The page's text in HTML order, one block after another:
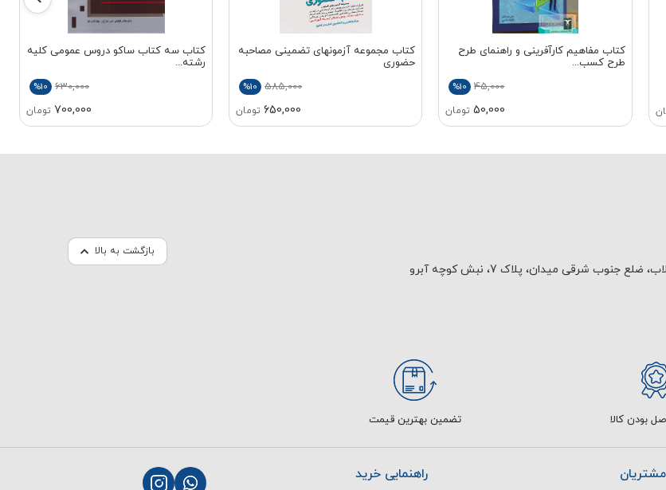
کتاب مفاهیم کارآفرینی و راهنمای طرح
طرح کسب...
45,000
%10
50,000 تومان
کتاب مجموعه آزمونهای تضمینی مصاحبه
حضوری
585,000
%10
650,000 تومان
کتاب سه کتاب ساکو دروس عمومی کلیه
رشته...
630,000
%10
700,000 تومان
بازگشت به بالا
ضلع جنوب شرقی میدان، پلاک 7، نبش کوچه آبرو
بودن کالا تضمین بهترین قیمت
راهنمایی خرید